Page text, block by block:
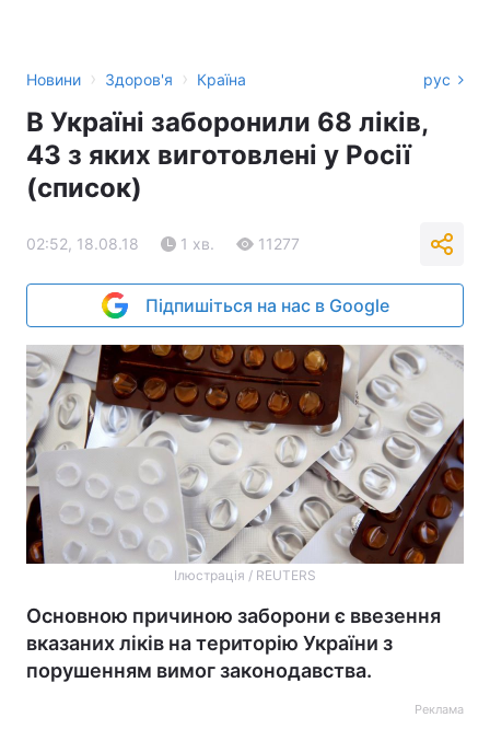
Новини › Здоров'я › Країна рус
В Україні заборонили 68 ліків,
43 з яких виготовлені у Росії
(список)
02:52, 18.08.18 1 хв. 11277
Підпишіться на нас в Google
Ілюстрація / REUTERS
Основною причиною заборони є ввезення
вказаних ліків на територію України з
порушенням вимог законодавства.
Реклама